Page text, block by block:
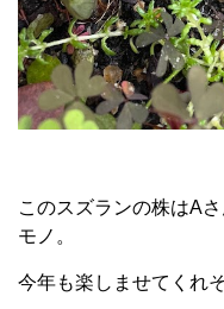
このスズランの株はA
モノ。
今年も楽しませてくれそ